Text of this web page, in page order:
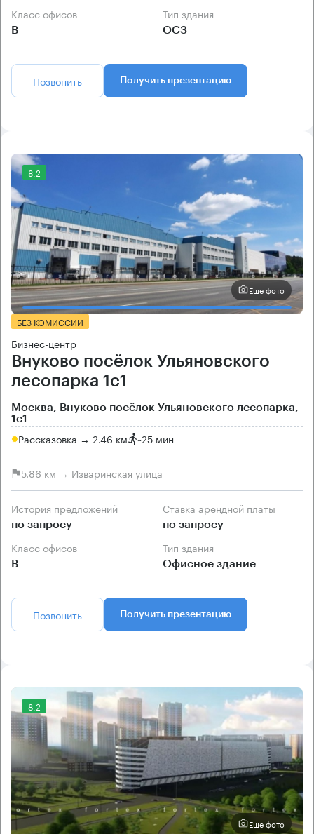
Класс офисов
B
Тип здания
ОСЗ
Позвонить Получить презентацию
8.2
Еще фото
БЕЗ КОМИССИИ
Бизнес-центр
Внуково посёлок Ульяновского
лесопарка 1с1
Москва, Внуково посёлок Ульяновского лесопарка,
1с1
Рассказовка → 2.46 км ~25 мин
5.86 км → Изваринская улица
История предложений
по запросу
Ставка арендной платы
по запросу
Класс офисов
B
Тип здания
Офисное здание
Позвонить Получить презентацию
8.2
Еще фото